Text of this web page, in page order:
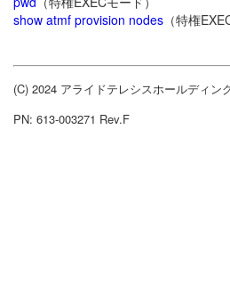
show atmf provision nodes （特権
(C) 2024 アライドテレシスホールディン
PN: 613-003271 Rev.F